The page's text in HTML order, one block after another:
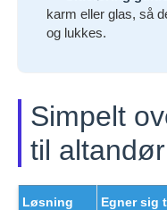
karm eller glas, så
og lukkes.
Simpelt
til altandør
Løsning Egner sig